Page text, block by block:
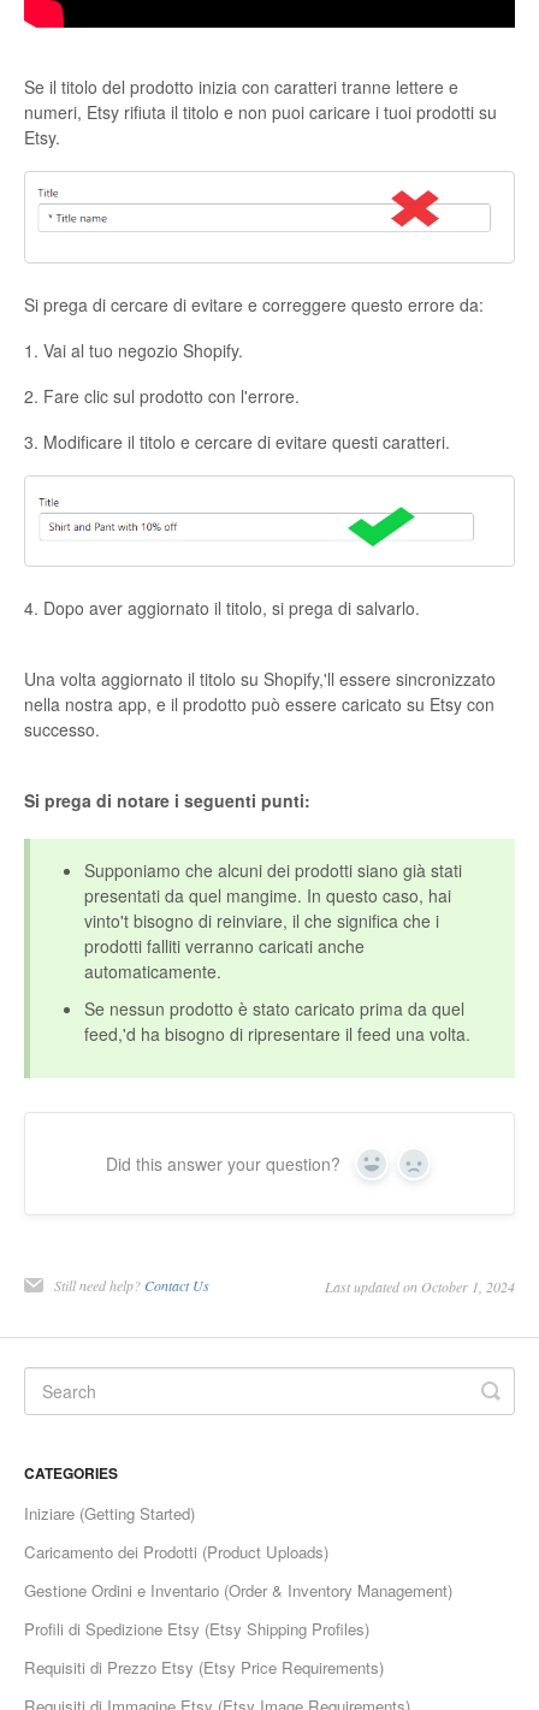
Etsy App Info
eBay Integration
Walmart Integration
Se il titolo del prodotto inizia con caratteri tranne lettere e
numeri, Etsy rifiuta il titolo e non puoi caricare i tuoi prodotti su
Etsy.
Si prega di cercare di evitare e correggere questo errore da:
1. Vai al tuo negozio Shopify.
2. Fare clic sul prodotto con l'errore.
3. Modificare il titolo e cercare di evitare questi caratteri.
4. Dopo aver aggiornato il titolo, si prega di salvarlo.
Una volta aggiornato il titolo su Shopify,'ll essere sincronizzato
nella nostra app, e il prodotto può essere caricato su Etsy con
successo.
Si prega di notare i seguenti punti:
Supponiamo che alcuni dei prodotti siano già stati
presentati da quel mangime. In questo caso, hai
vinto't bisogno di reinviare, il che significa che i
prodotti falliti verranno caricati anche
automaticamente.
Se nessun prodotto è stato caricato prima da quel
feed,'d ha bisogno di ripresentare il feed una volta.
Did this answer your question? Yes No
Still need help? Contact Us Last updated on October 1, 2024
CATEGORIES
Iniziare (Getting Started)
Caricamento dei Prodotti (Product Uploads)
Gestione Ordini e Inventario (Order & Inventory Management)
Profili di Spedizione Etsy (Etsy Shipping Profiles)
Requisiti di Prezzo Etsy (Etsy Price Requirements)
Requisiti di Immagine Etsy (Etsy Image Requirements)